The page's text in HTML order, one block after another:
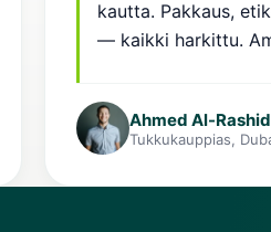
kautta. Pakkaus,
— kaikki harkittu.
Ahmed Al-Rashid
Tukkukauppias,